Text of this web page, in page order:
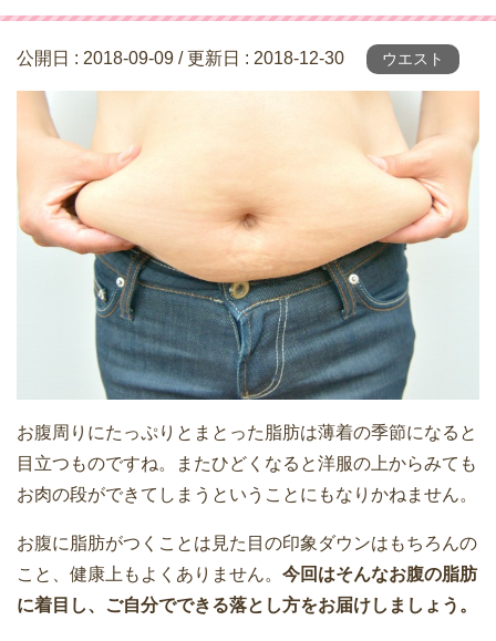
公開日 : 2018-09-09 / 更新日 : 2018-12-30 ウエスト
お腹周りにたっぷりとまとった脂肪は薄着の季節になると
目立つものですね。またひどくなると洋服の上からみても
お肉の段ができてしまうということにもなりかねません。
お腹に脂肪がつくことは見た目の印象ダウンはもちろんの
こと、健康上もよくありません。 今回はそんなお腹の脂肪
に着目し、ご自分でできる落とし方をお届けしましょう。